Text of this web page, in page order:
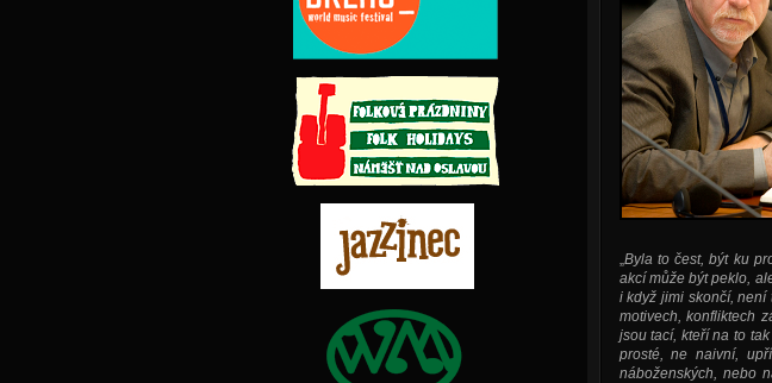
„Byla to čest, být ku
akcí může být peklo,
i když jimi skončí,
motivech, konfliktech
jsou tací, kteří na to
prosté, ne naivní,
náboženských, nebo